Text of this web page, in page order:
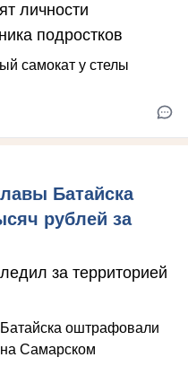
личности
подростков
Батайска
рублей за
за территорией